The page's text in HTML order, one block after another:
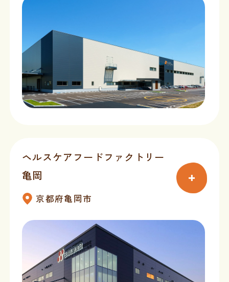
ヘルスケアフードファクトリー
亀岡
京都府亀岡市